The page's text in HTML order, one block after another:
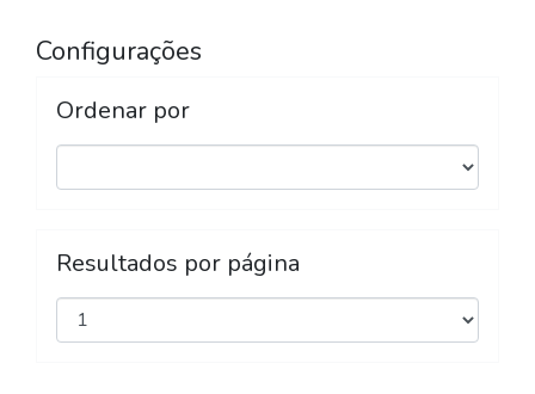
Configurações
Ordenar por
Resultados por página